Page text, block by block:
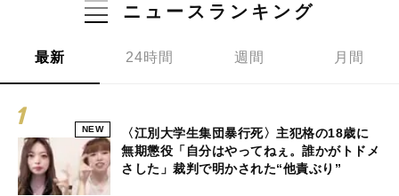
ニュースランキング
最新 24時間 週間 月間
NEW
〈江別大学生集団暴行死〉主犯格の18歳に
無期懲役「自分はやってねぇ。誰かがトドメ
さした」裁判で明かされた“他責ぶり”